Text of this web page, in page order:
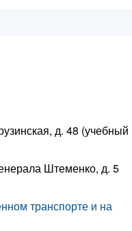
д. 48 (учебный
Штеменко, д. 5
транспорте и на